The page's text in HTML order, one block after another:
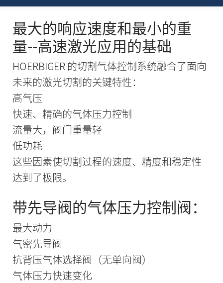
最大的响应速度和最小的重
量--高速激光应用的基础
HOERBIGER 的切割气体控制系统融合了面向
未来的激光切割的关键特性：
高气压
快速、精确的气体压力控制
流量大，阀门重量轻
低功耗
这些因素使切割过程的速度、精度和稳定性
达到了极限。
带先导阀的气体压力控制阀：
最大动力
气密先导阀
抗背压气体选择阀（无单向阀）
气体压力快速变化